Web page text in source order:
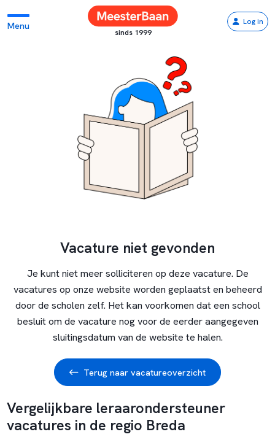
Menu
sinds 1999
Log in
Vacature niet gevonden
Je kunt niet meer solliciteren op deze vacature. De
vacatures op onze website worden geplaatst en beheerd
door de scholen zelf. Het kan voorkomen dat een school
besluit om de vacature nog voor de eerder aangegeven
sluitingsdatum van de website te halen.
Terug naar vacatureoverzicht
Vergelijkbare leraarondersteuner
vacatures in de regio Breda